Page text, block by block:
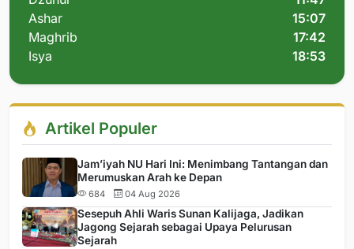
Ashar
15:07
Maghrib
17:42
Isya
18:53
Artikel Populer
Jam’iyah NU Hari Ini: Menimbang Tantangan dan
Merumuskan Arah ke Depan
684 04 Aug 2026
Sesepuh Ahli Waris Sunan Kalijaga, Jadikan
Jagong Sejarah sebagai Upaya Pelurusan
Sejarah